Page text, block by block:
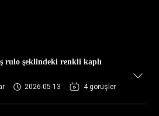
rulo şeklindeki renkli kaplı
2026-05-13 4 görüşler